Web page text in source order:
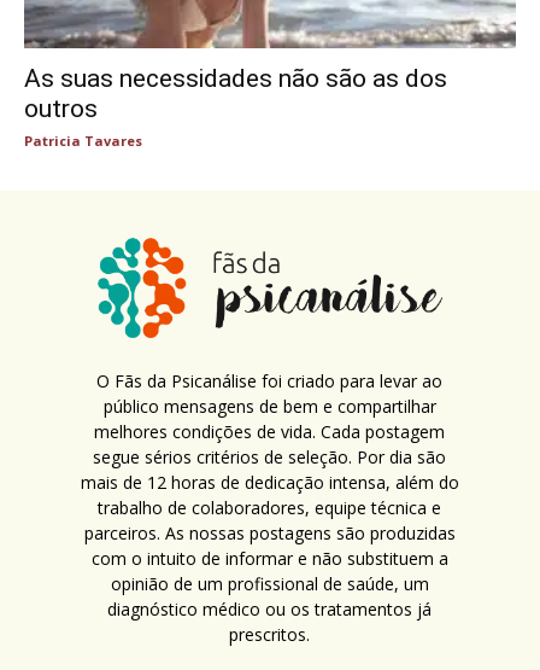
As suas necessidades não são as dos
outros
Patricia Tavares
O Fãs da Psicanálise foi criado para levar ao
público mensagens de bem e compartilhar
melhores condições de vida. Cada postagem
segue sérios critérios de seleção. Por dia são
mais de 12 horas de dedicação intensa, além do
trabalho de colaboradores, equipe técnica e
parceiros. As nossas postagens são produzidas
com o intuito de informar e não substituem a
opinião de um profissional de saúde, um
diagnóstico médico ou os tratamentos já
prescritos.